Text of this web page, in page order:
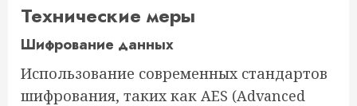
Технические меры
Шифрование данных
Использование современных стандартов
шифрования, таких как AES (Advanced